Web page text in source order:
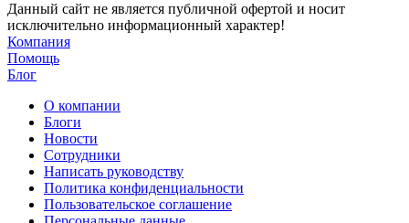
Данный сайт не является публичной офертой и носит
исключительно информационный характер!
Компания
Помощь
Блог
О компании
Блоги
Новости
Сотрудники
Написать руководству
Политика конфиденциальности
Пользовательское соглашение